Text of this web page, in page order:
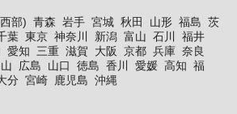
部) 青森 岩手 宮城 秋田 山形 福島 茨
葉 東京 神奈川 新潟 富山 石川
福井
愛知 三重 滋賀 大阪 京都 兵庫 奈良
広島 山口 徳島 香川 愛媛 高知 福
分 宮崎 鹿児島 沖縄